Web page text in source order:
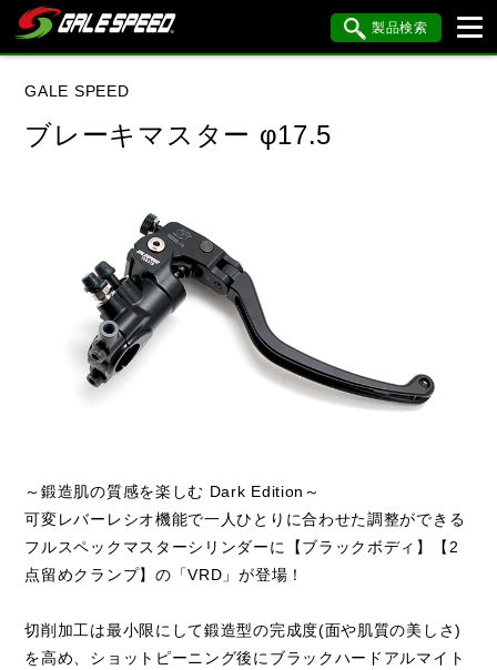
製品検索
データを準備しています。
閉じる
GALE SPEED
ブレーキマスター φ17.5
～鍛造肌の質感を楽しむ Dark Edition～
可変レバーレシオ機能で一人ひとりに合わせた調整ができる
フルスペックマスターシリンダーに【ブラックボディ】【2
点留めクランプ】の「VRD」が登場！
切削加工は最小限にして鍛造型の完成度(面や肌質の美しさ)
を高め、ショットピーニング後にブラックハードアルマイト